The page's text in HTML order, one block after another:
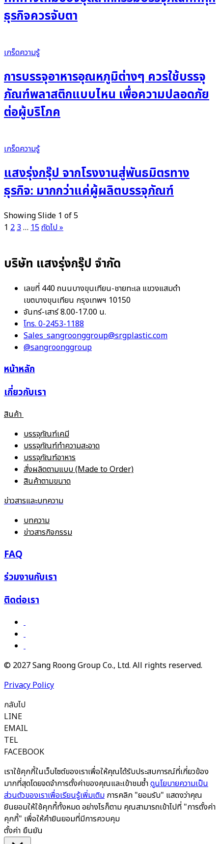
ธุรกิจควรจับตา
เกร็ดความรู้
การบรรจุอาหารอุณหภูมิต่างๆ ควรใช้บรรจุ
ภัณฑ์พลาสติกแบบไหน เพื่อความปลอดภัย
ต่อผู้บริโภค
เกร็ดความรู้
แสงรุ่งกรุ๊ป จากโรงงานสู่พันธมิตรทาง
ธุรกิจ: มากกว่าแค่ผู้ผลิตบรรจุภัณฑ์
Showing Slide 1 of 5
1 23… 15ถัดไป »
บริษัท แสงรุ่งกรุ๊ป จำกัด
เลขที่ 440 ถนนบางขุนเทียน-ชายทะเล แขวงแสมดำ
เขตบางขุนเทียน กรุงเทพฯ 10150
จันทร์-เสาร์ 8.00-17.00 น.
โทร. 0-2453-1188
Sales_sangroonggroup@srgplastic.com
@sangroonggroup
หน้าหลัก
เกี่ยวกับเรา
สินค้า
บรรจุภัณฑ์เคมี
บรรจุภัณฑ์ทำความสะอาด
บรรจุภัณฑ์อาหาร
สั่งผลิตตามแบบ (Made to Order)
สินค้าตามขนาด
ข่าวสารและบทความ
บทความ
ข่าวสารกิจกรรม
FAQ
ร่วมงานกับเรา
ติดต่อเรา
© 2027 Sang Roong Group Co., Ltd. All rights reserved.
Privacy Policy
กลับไป
LINE
EMAIL
TEL
FACEBOOK
เราใช้คุกกี้ในเว็บไซต์ของเราเพื่อให้คุณได้รับประสบการณ์ที่เกี่ยวข้อง
มากที่สุดโดยจดจำการตั้งค่าของคุณและเข้าชมซ้ำดูนโยบายความเป็น
ส่วนตัวของเราเพื่อเรียนรู้เพิ่มเติม การคลิก "ยอมรับ" แสดงว่าคุณ
ยินยอมให้ใช้คุกกี้ทั้งหมด อย่างไรก็ตาม คุณสามารถเข้าไปที่ "การตั้งค่า
คุกกี้" เพื่อให้คำยินยอมที่มีการควบคุม
ตั้งค่า ยืนยัน